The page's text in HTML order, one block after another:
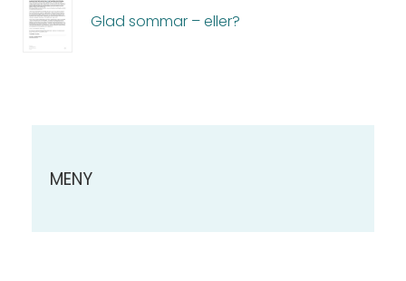
Glad sommar – eller?
MENY